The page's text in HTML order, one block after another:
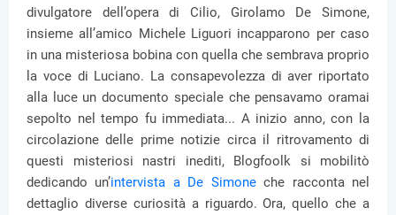
divulgatore dell’opera di Cilio, Girolamo De Simone,
insieme all’amico Michele Liguori incapparono per caso
in una misteriosa bobina con quella che sembrava proprio
la voce di Luciano. La consapevolezza di aver riportato
alla luce un documento speciale che pensavamo oramai
sepolto nel tempo fu immediata... A inizio anno, con la
circolazione delle prime notizie circa il ritrovamento di
questi misteriosi nastri inediti, Blogfoolk si mobilitò
dedicando un’intervista a De Simoneche racconta nel
dettaglio diverse curiosità a riguardo. Ora, quello che a